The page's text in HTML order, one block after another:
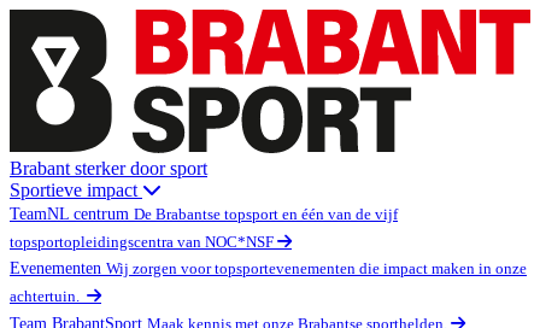
Brabant sterker door sport
Sportieve impact
TeamNL centrum De Brabantse topsport en één van de vijf
topsportopleidingscentra van NOC*NSF
Evenementen Wij zorgen voor topsportevenementen die impact maken in onze
achtertuin.
Team BrabantSport Maak kennis met onze Brabantse sporthelden.